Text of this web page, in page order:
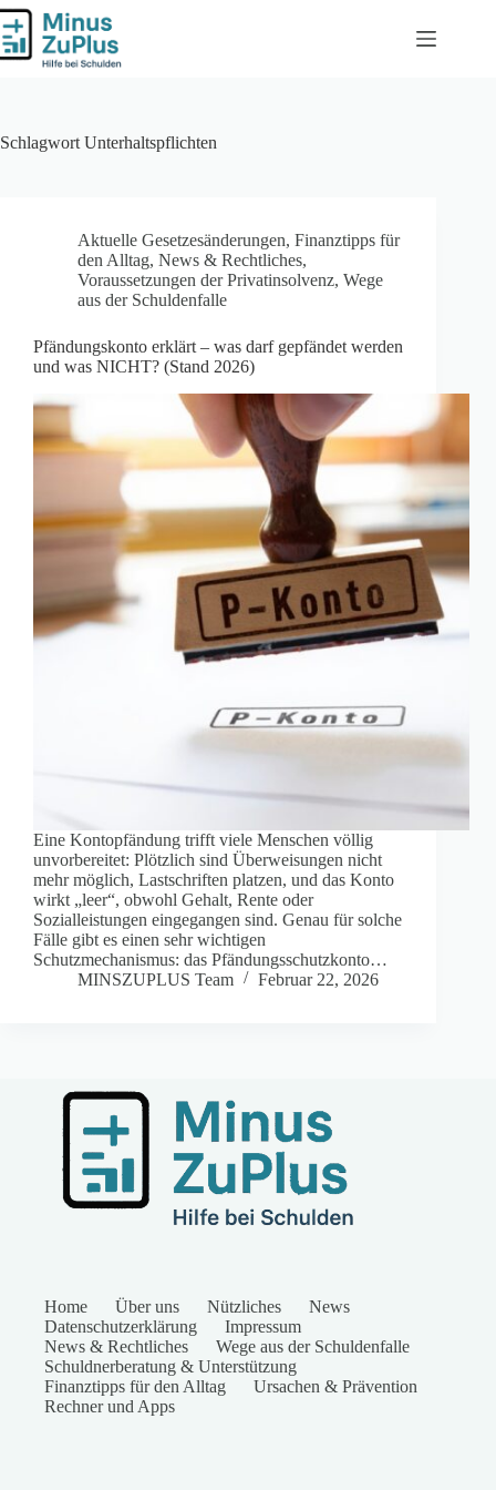
Zum
Inhalt
springen
Schlagwort Unterhaltspflichten
Aktuelle Gesetzesänderungen, Finanztipps für
den Alltag, News & Rechtliches,
Voraussetzungen der Privatinsolvenz, Wege
aus der Schuldenfalle
Pfändungskonto erklärt – was darf gepfändet werden
und was NICHT? (Stand 2026)
Eine Kontopfändung trifft viele Menschen völlig
unvorbereitet: Plötzlich sind Überweisungen nicht
mehr möglich, Lastschriften platzen, und das Konto
wirkt „leer“, obwohl Gehalt, Rente oder
Sozialleistungen eingegangen sind. Genau für solche
Fälle gibt es einen sehr wichtigen
Schutzmechanismus: das Pfändungsschutzkonto…
MINSZUPLUS Team
Februar 22, 2026
Home Über uns Nützliches
News
Datenschutzerklärung
Impressum
News & Rechtliches
Wege aus der Schuldenfalle
Schuldnerberatung & Unterstützung
Finanztipps für den Alltag
Ursachen & Prävention
Rechner und Apps